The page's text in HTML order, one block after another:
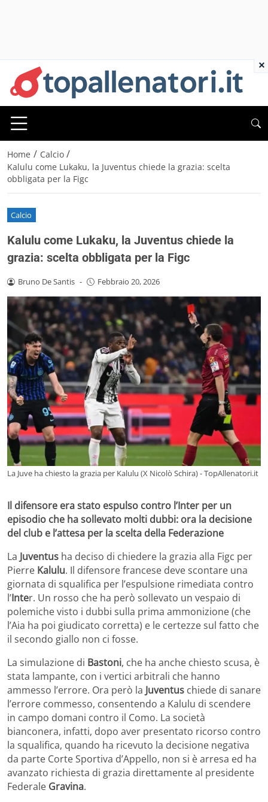
Home / Calcio /
Kalulu come Lukaku, la Juventus chiede la grazia: scelta
obbligata per la Figc
Calcio
Kalulu come Lukaku, la Juventus chiede la
grazia: scelta obbligata per la Figc
Bruno De Santis - Febbraio 20, 2026
La Juve ha chiesto la grazia per Kalulu (X Nicolò Schira) - TopAllenatori.it
Il difensore era stato espulso contro l’Inter per un
episodio che ha sollevato molti dubbi: ora la decisione
del club e l’attesa per la scelta della Federazione
La Juventus ha deciso di chiedere la grazia alla Figc per
Pierre Kalulu. Il difensore francese deve scontare una
giornata di squalifica per l’espulsione rimediata contro
l’Inter. Un rosso che ha però sollevato un vespaio di
polemiche visto i dubbi sulla prima ammonizione (che
l’Aia ha poi giudicato corretta) e le certezze sul fatto che
il secondo giallo non ci fosse.
La simulazione di Bastoni, che ha anche chiesto scusa, è
stata lampante, con i vertici arbitrali che hanno
ammesso l’errore. Ora però la Juventus chiede di sanare
l’errore commesso, consentendo a Kalulu di scendere
in campo domani contro il Como. La società
bianconera, infatti, dopo aver presentato ricorso contro
la squalifica, quando ha ricevuto la decisione negativa
da parte Corte Sportiva d’Appello, non si è arresa ed ha
avanzato richiesta di grazia direttamente al presidente
Federale Gravina.
×